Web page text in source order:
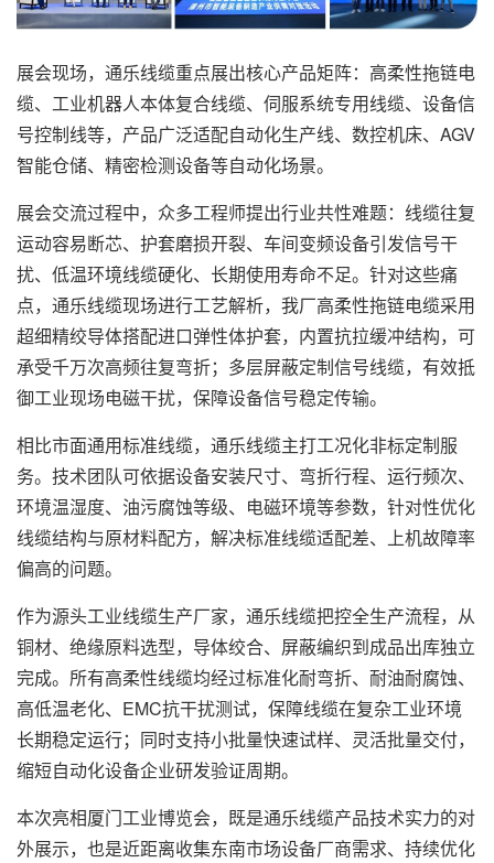
展会现场，通乐线缆重点展出核心产品矩阵：高柔性拖链电
缆、工业机器人本体复合线缆、伺服系统专用线缆、设备信
号控制线等，产品广泛适配自动化生产线、数控机床、AGV
智能仓储、精密检测设备等自动化场景。
展会交流过程中，众多工程师提出行业共性难题：线缆往复
运动容易断芯、护套磨损开裂、车间变频设备引发信号干
扰、低温环境线缆硬化、长期使用寿命不足。针对这些痛
点，通乐线缆现场进行工艺解析，我厂高柔性拖链电缆采用
超细精绞导体搭配进口弹性体护套，内置抗拉缓冲结构，可
承受千万次高频往复弯折；多层屏蔽定制信号线缆，有效抵
御工业现场电磁干扰，保障设备信号稳定传输。
相比市面通用标准线缆，通乐线缆主打工况化非标定制服
务。技术团队可依据设备安装尺寸、弯折行程、运行频次、
环境温湿度、油污腐蚀等级、电磁环境等参数，针对性优化
线缆结构与原材料配方，解决标准线缆适配差、上机故障率
偏高的问题。
作为源头工业线缆生产厂家，通乐线缆把控全生产流程，从
铜材、绝缘原料选型，导体绞合、屏蔽编织到成品出库独立
完成。所有高柔性线缆均经过标准化耐弯折、耐油耐腐蚀、
高低温老化、EMC抗干扰测试，保障线缆在复杂工业环境
长期稳定运行；同时支持小批量快速试样、灵活批量交付，
缩短自动化设备企业研发验证周期。
本次亮相厦门工业博览会，既是通乐线缆产品技术实力的对
外展示，也是近距离收集东南市场设备厂商需求、持续优化